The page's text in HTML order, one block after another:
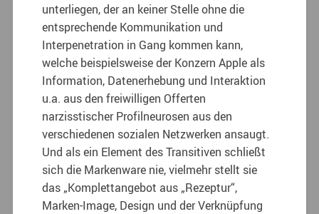
unterliegen, der an keiner Stelle ohne die
entsprechende Kommunikation und
Interpenetration in Gang kommen kann,
welche beispielsweise der Konzern Apple als
Information, Datenerhebung und Interaktion
u.a. aus den freiwilligen Offerten
narzisstischer Profilneurosen aus den
verschiedenen sozialen Netzwerken ansaugt.
Und als ein Element des Transitiven schließt
sich die Markenware nie, vielmehr stellt sie
das „Komplettangebot aus „Rezeptur“,
Marken-Image, Design und der Verknüpfung